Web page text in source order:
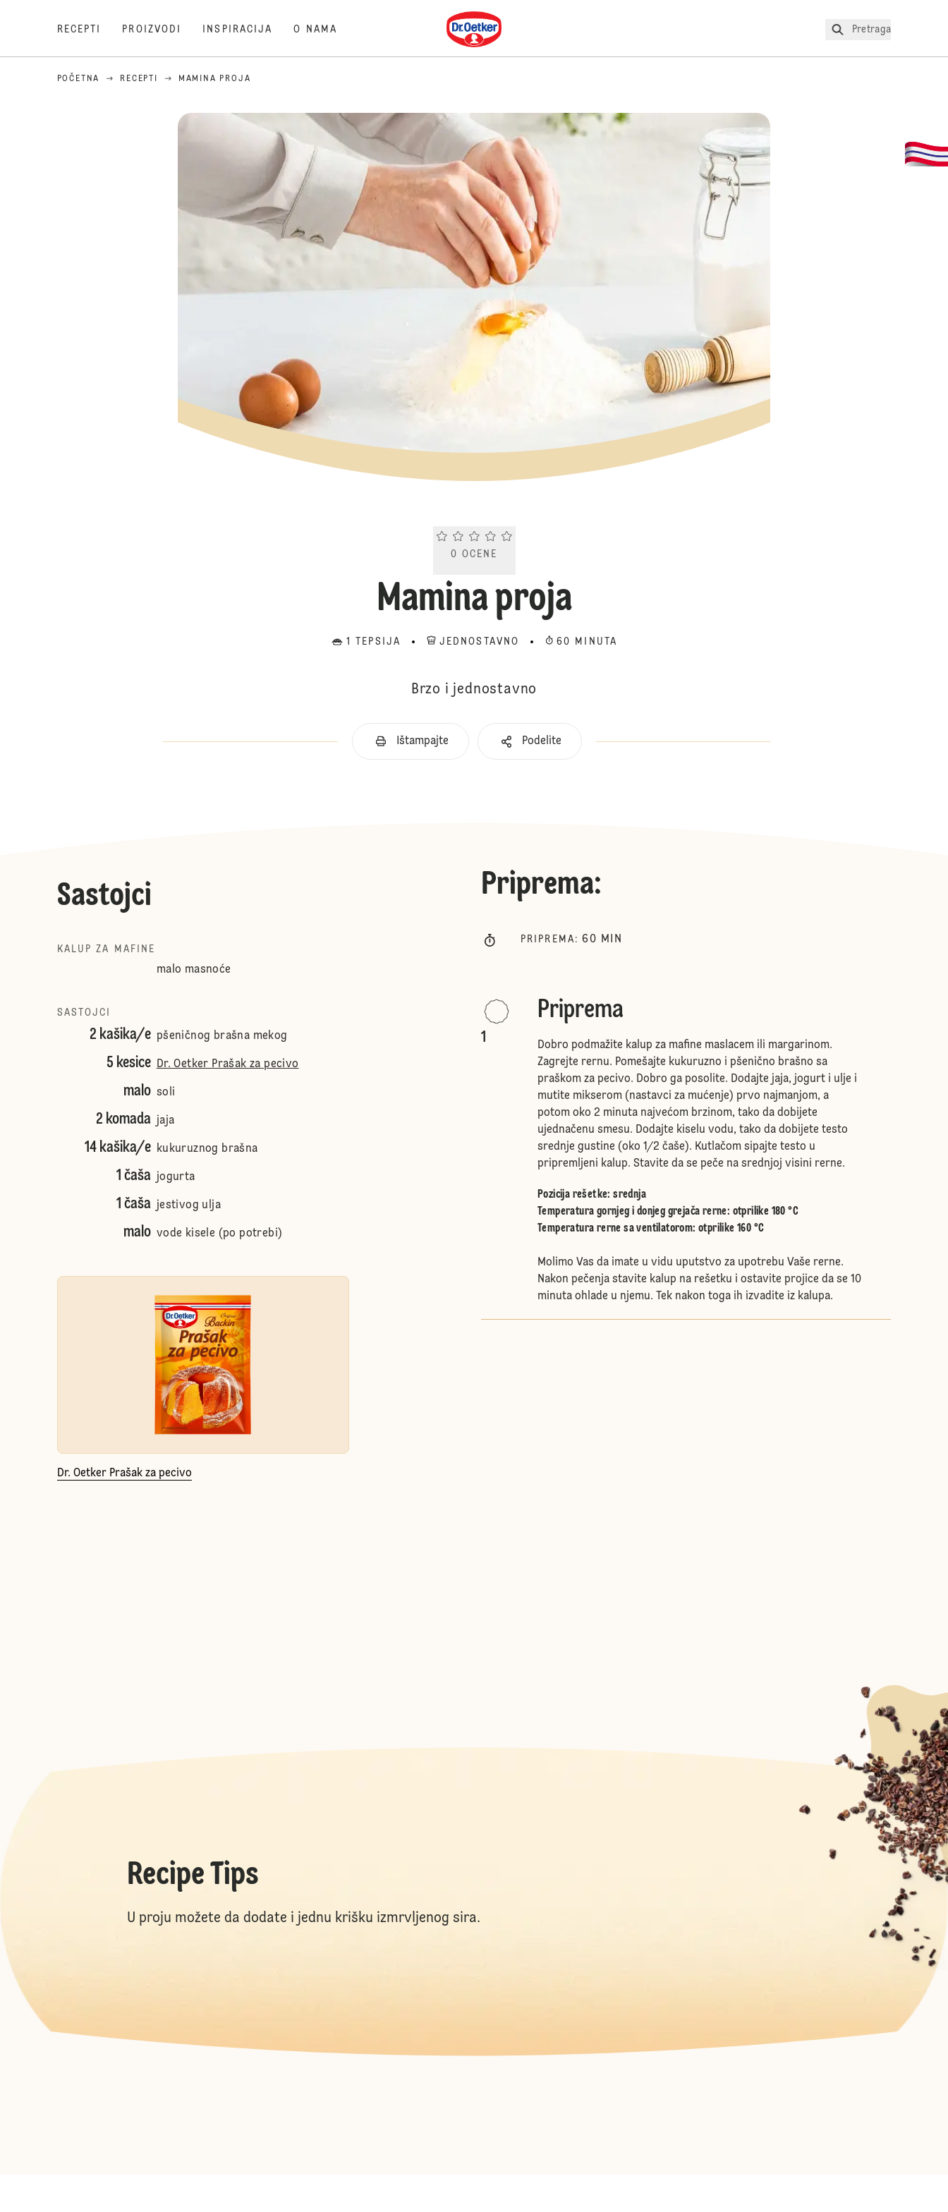
RECEPTI PROIZVODI INSPIRACIJA O NAMA
Dr. Oetker
Pretraga
POČETNA RECEPTI MAMINA PROJA
Current rating 0.0. Click to rate.
0 OCENE
Mamina proja
1 TEPSIJA JEDNOSTAVNO 60 MINUTA
Brzo i jednostavno
Ištampajte Podelite
Sastojci
KALUP ZA MAFINE
malo masnoće
SASTOJCI
2 kašika/e pšeničnog brašna mekog
5 kesice Dr. Oetker Prašak za pecivo
malo soli
2 komada jaja
14 kašika/e kukuruznog brašna
1 čaša jogurta
1 čaša jestivog ulja
malo vode kisele (po potrebi)
Dr. Oetker Prašak za pecivo
Priprema:
PRIPREMA : 60 MIN
1
Priprema
Dobro podmažite kalup za mafine maslacem ili margarinom.
Zagrejte rernu. Pomešajte kukuruzno i pšenično brašno sa
praškom za pecivo. Dobro ga posolite. Dodajte jaja, jogurt i ulje i
mutite mikserom (nastavci za mućenje) prvo najmanjom, a
potom oko 2 minuta najvećom brzinom, tako da dobijete
ujednačenu smesu. Dodajte kiselu vodu, tako da dobijete testo
srednje gustine (oko 1/2 čaše). Kutlačom sipajte testo u
pripremljeni kalup. Stavite da se peče na srednjoj visini rerne.
Pozicija rešetke:srednja
Temperatura gornjeg i donjeg grejača rerne: otprilike 180 °C
Temperatura rerne sa ventilatorom: otprilike 160 °C
Molimo Vas da imate u vidu uputstvo za upotrebu Vaše rerne.
Nakon pečenja stavite kalup na rešetku i ostavite projice da se 10
minuta ohlade u njemu. Tek nakon toga ih izvadite iz kalupa.
Recipe Tips
U proju možete da dodate i jednu krišku izmrvljenog sira.